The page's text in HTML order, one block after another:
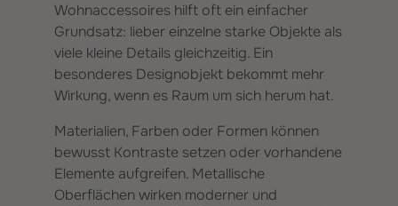
Wohnaccessoires hilft oft ein einfacher
Grundsatz: lieber einzelne starke Objekte als
viele kleine Details gleichzeitig. Ein
besonderes Designobjekt bekommt mehr
Wirkung, wenn es Raum um sich herum hat.
Materialien, Farben oder Formen können
bewusst Kontraste setzen oder vorhandene
Elemente aufgreifen. Metallische
Oberflächen wirken moderner und